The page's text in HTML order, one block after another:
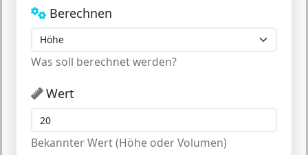
Berechnen
Was soll berechnet werden?
Wert
Bekannter Wert (Höhe oder Volumen)